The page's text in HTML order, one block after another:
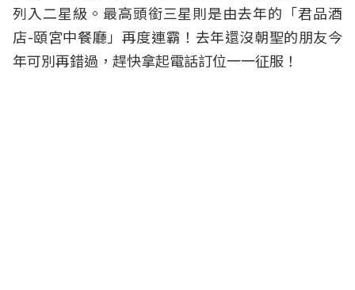
列入二星級。最高頭銜三星則是由去年的「君品酒
店-頤宮中餐廳」再度連霸！去年還沒朝聖的朋友今
年可別再錯過，趕快拿起電話訂位一一征服！